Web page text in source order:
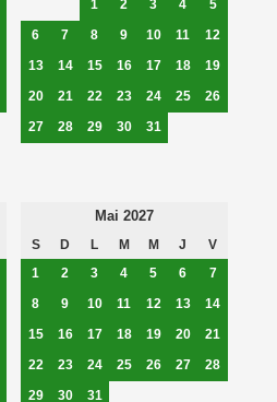
1
2 3 4
5
6
7 8 9 10 11
12
13
14 15 16 17 18
19
20
21 22 23 24 25
26
27
28 29 30 31
Mai 2027
S D L M M J
V
1
2 3 4 5 6
7
8
9 10 11 12 13
14
15
16 17 18 19 20
21
22
23 24 25 26 27
28
29
30 31